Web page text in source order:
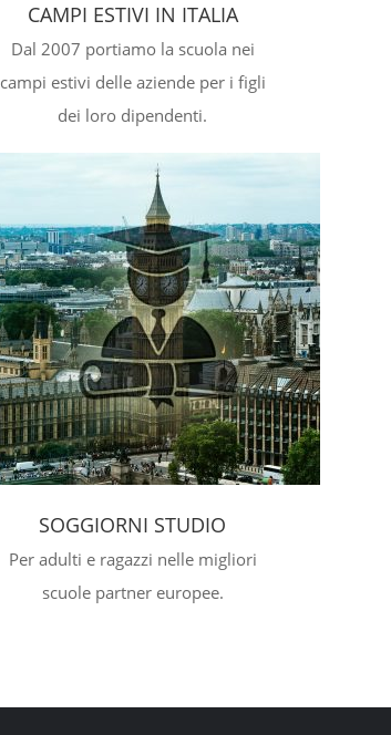
CAMPI ESTIVI IN ITALIA
Dal 2007 portiamo la scuola nei
campi estivi delle aziende per i figli
dei loro dipendenti.
SOGGIORNI STUDIO
Per adulti e ragazzi nelle migliori
scuole partner europee.